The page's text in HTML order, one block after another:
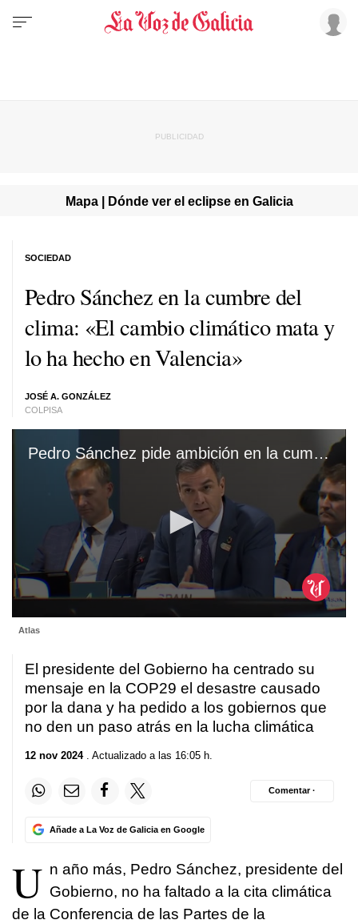
Mapa | Dónde ver el eclipse en Galicia
Pedro Sánchez en la cumbre del
clima: «El cambio climático mata y
lo ha hecho en Valencia»
JOSÉ A. GONZÁLEZ
COLPISA
SOCIEDAD
Pedro Sánchez pide ambición en la cumbre del clima: «El cambio climático mata»
seconds
seconds
Atlas
El presidente del Gobierno ha centrado su
mensaje en la COP29 el desastre causado
por la dana y ha pedido a los gobiernos que
no den un paso atrás en la lucha climática
12 nov 2024. Actualizado a las 16:05 h.
Añade a La Voz de Galicia en Google
Comentar ·
U n año más, Pedro Sánchez, presidente del
Gobierno, no ha faltado a la cita climática
de la Conferencia de las Partes de la